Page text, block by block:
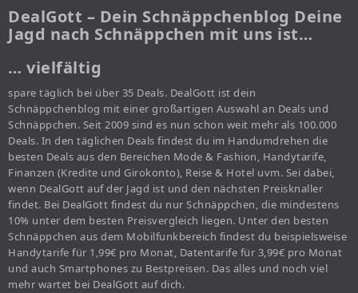
DealGott – Dein Schnäppchenblog Deine
Jagd nach Schnäppchen mit uns ist…
… vielfältig
spare täglich bei über 35 Deals. DealGott ist dein
Schnäppchenblog mit einer großartigen Auswahl an Deals und
Schnäppchen. Seit 2009 sind es nun schon weit mehr als 100.000
Deals. In den täglichen Deals findest du im Handumdrehen die
besten Deals aus den Bereichen Mode & Fashion, Handytarife,
Finanzen (Kredite und Girokonto), Reise & Hotel uvm. Sei dabei,
wenn DealGott auf der Jagd ist und den nächsten Preisknaller
findet. Bei DealGott findest du nur Schnäppchen, die mindestens
10% unter dem besten Preisvergleich liegen. Unter den besten
Schnäppchen aus dem Mobilfunkbereich findest du beispielsweise
Handytarife für 1,99€ pro Monat, Datentarife für 3,99€ pro Monat
und auch Smartphones zu Bestpreisen. Das alles und noch viel
mehr wartet bei DealGott auf dich.